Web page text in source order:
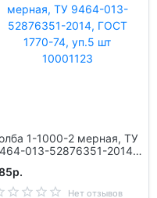
1-1000-2 мерная, ТУ
013-52876351-2014,
Нет отзывов